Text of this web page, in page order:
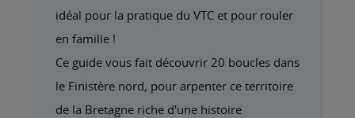
idéal pour la pratique du VTC et pour rouler
en famille !
Ce guide vous fait découvrir 20 boucles dans
le Finistère nord, pour arpenter ce territoire
de la Bretagne riche d'une histoire